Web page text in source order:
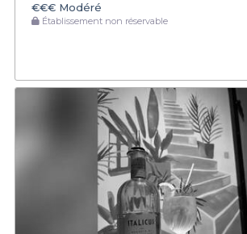
€€€ Modéré
Établissement non réservable